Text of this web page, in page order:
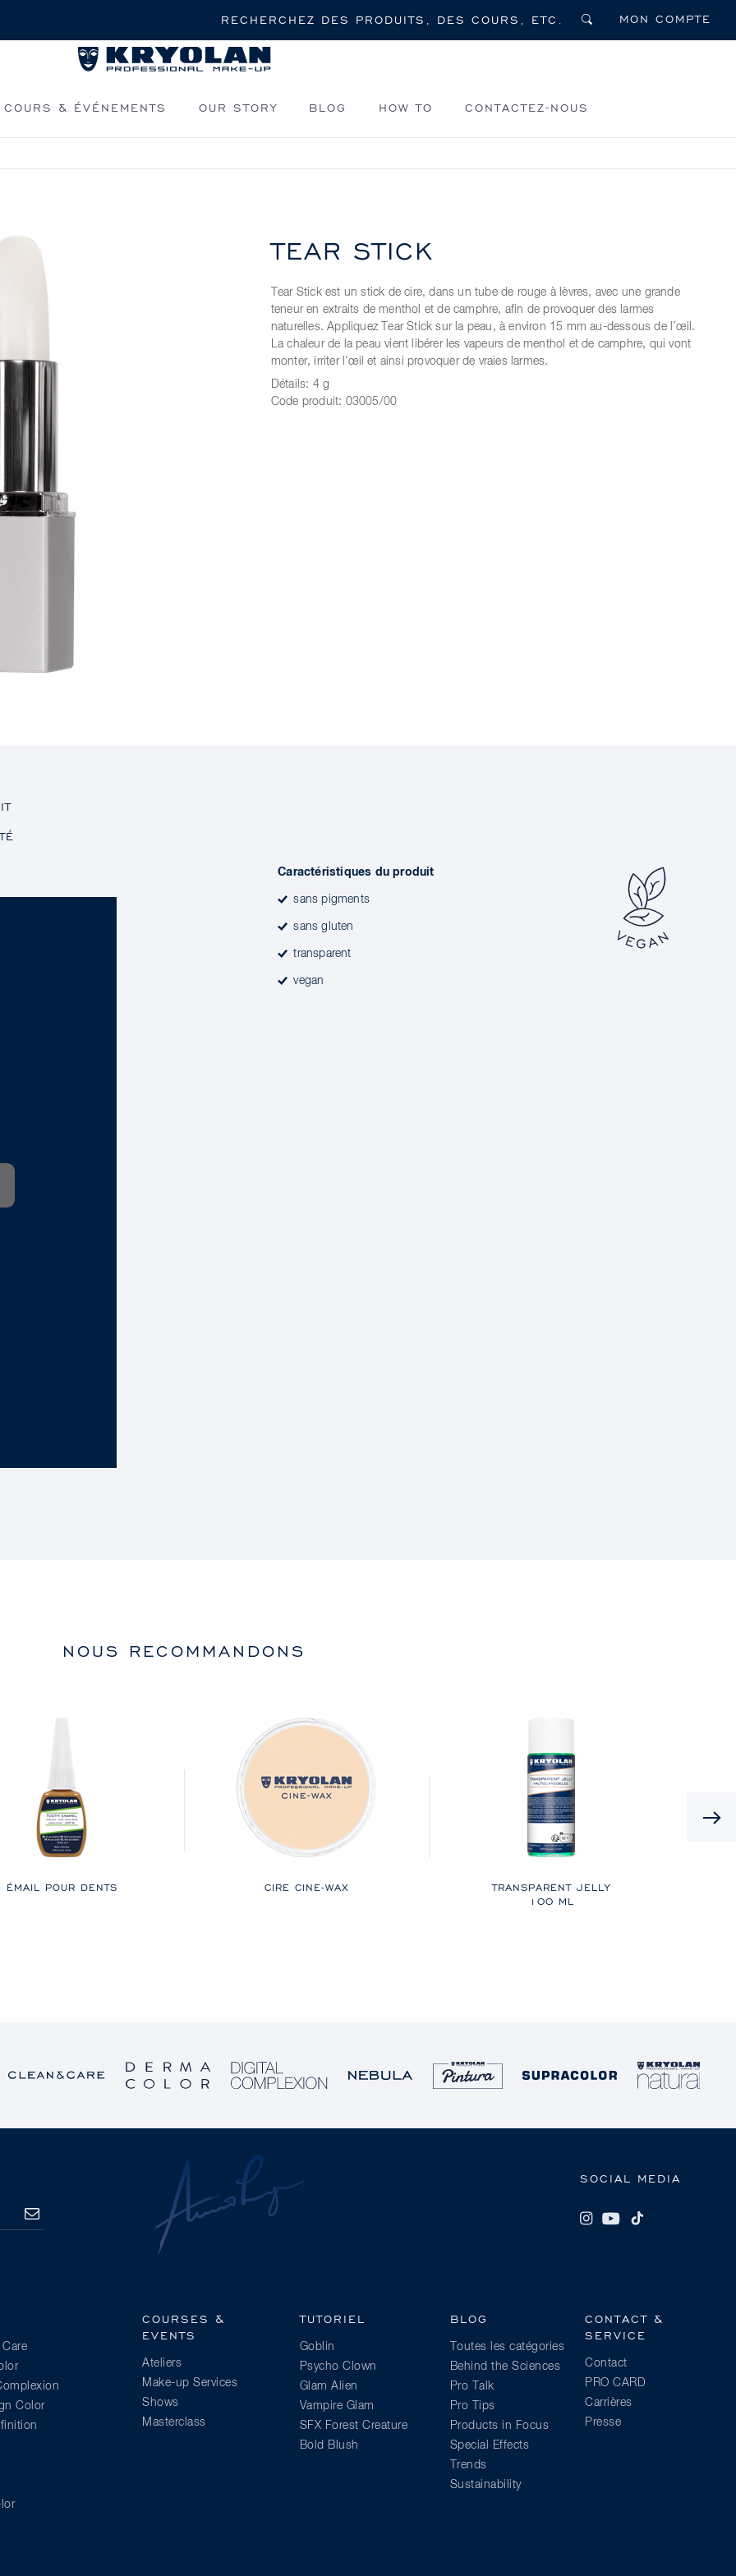
Rechercher MON COMPTE
COURS & ÉVÉNEMENTS OUR STORY BLOG HOW TO CONTACTEZ-NOUS
TEAR STICK
Tear Stick est un stick de cire, dans un tube de rouge à lèvres, avec une grande
teneur en extraits de menthol et de camphre, afin de provoquer des larmes
naturelles. Appliquez Tear Stick sur la peau, à environ 15 mm au-dessous de l’œil.
La chaleur de la peau vient libérer les vapeurs de menthol et de camphre, qui vont
monter, irriter l’œil et ainsi provoquer de vraies larmes.
Détails: 4 g
Code produit: 03005/00
Caractéristiques du produit
sans pigments
sans gluten
transparent
vegan
NOUS RECOMMANDONS
ÉMAIL POUR DENTS CIRE CINE-WAX
TRANSPARENT JELLY
100 ML
SOCIAL MEDIA
S’ABONNER
Color
COURSES &
EVENTS
Ateliers
Make-up Services
Shows
Masterclass
TUTORIEL
Goblin
Psycho Clown
Glam Alien
Vampire Glam
SFX Forest Creature
Bold Blush
BLOG
Toutes les catégories
Behind the Sciences
Pro Talk
Pro Tips
Products in Focus
Special Effects
Trends
Sustainability
CONTACT &
SERVICE
Contact
PRO CARD
Carrières
Presse